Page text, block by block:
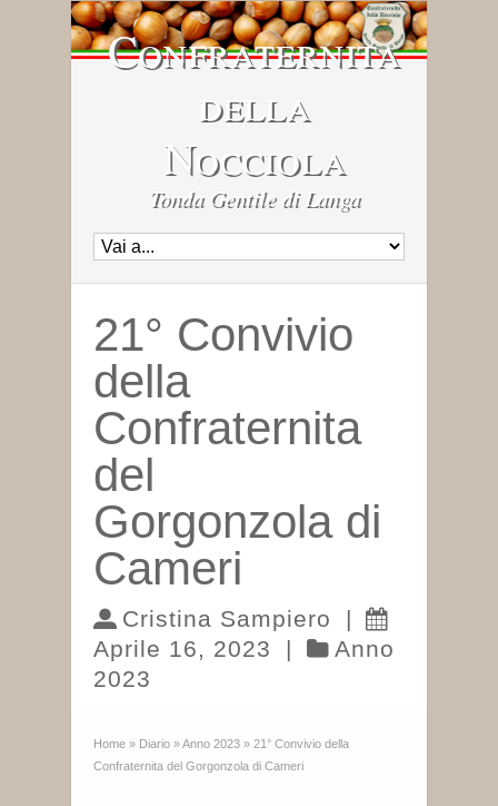
Confraternita
della
Nocciola
Tonda Gentile di Langa
21° Convivio
della
Confraternita
del
Gorgonzola di
Cameri
Cristina Sampiero
|
Aprile 16, 2023
|
Anno
2023
Home » Diario »Anno 2023 » 21° Convivio della
Confraternita del Gorgonzola di Cameri